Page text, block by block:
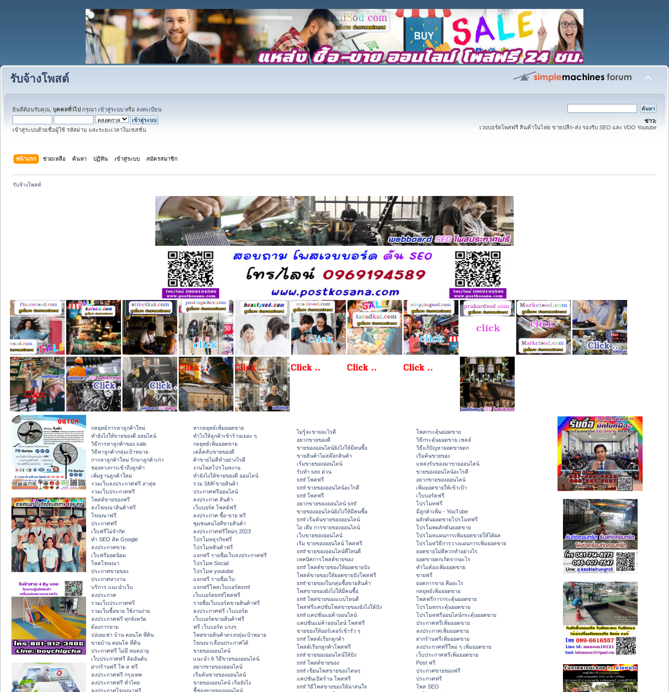
รับจ้างโพสต์
ยินดีต้อนรับคุณ, บุคคลทั่วไป กรุณา เข้าสู่ระบบ หรือ ลงทะเบียน
เข้าสู่ระบบด้วยชื่อผู้ใช้ รหัสผ่าน และระยะเวลาในเซสชั่น
ข่าว:
เวบบอร์ดโพสฟรี สินค้าในไทย ขายปลีก-ส่ง รองรับ SEO และ VDO Youtube
หน้าแรก ช่วยเหลือ ค้นหา ปฏิทิน เข้าสู่ระบบ สมัครสมาชิก
รับจ้างโพสต์
กลยุทธ์การหาลูกค้าใหม่
ทํายังไงให้ขายของดี ออนไลน์
วิธีการหาลูกค้าของ sale
วิธีหาลูกค้ากลุ่มเป้าหมาย
การหาลูกค้าใหม่ รักษาลูกค้าเก่า
ช่องทางการเข้าถึงลูกค้า
เพิ่มฐานลูกค้าใหม่
รวมเว็บลงประกาศฟรี ล่าสุด
รวมเว็บประกาศฟรี
โพสต์ขายของฟรี
ลงโฆษณาสินค้าฟรี
โฆษณาฟรี
ประกาศฟรี
เว็บฟรีไม่จำกัด
ทำ SEO ติด Google
ลงประกาศขาย
เว็บฟรียอดนิยม
โพสโฆษณา
ประกาศขายของ
ประกาศหางาน
บริการ แนะนำเว็บ
ลงประกาศ
รวมเว็บประกาศฟรี
รวมเว็บซื้อขาย ใช้งานง่าย
ลงประกาศฟรี ทุกจังหวัด
ต้องการขาย
ปล่อยเช่า บ้าน คอนโด ที่ดิน
ขายบ้าน คอนโด ที่ดิน
ประกาศฟรี ไม่มี หมดอายุ
เว็บประกาศฟรี ติดอันดับ
ฝากร้านฟรี โพ ส ฟรี
ลงประกาศฟรี กรุงเทพ
ลงประกาศฟรี ทั่วไทย
ลงประกาศโฆษณาฟรี
หากลยุทธ์เพิ่มยอดขาย
ทําไงให้ลูกค้าเข้าร้านเยอะ ๆ
กลยุทธ์เพิ่มยอดขาย
เคล็ดลับขายของดี
ค้าขายไม่ดีทำอย่างไรดี
งานโพสโปรโมทงาน
ทํายังไงให้ขายของดี ออนไลน์
รวม SMFขายสินค้า
ประกาศฟรีออนไลน์
ลงประกาศ สินค้า
เว็บบอร์ด โพสต์ฟรี
ลงประกาศ ซื้อ-ขาย ฟรี
ชุมชนคนไอทีขายสินค้า
ลงประกาศฟรีใหม่ๆ 2023
โปรโมทธุรกิจฟรี
โปรโมทสินค้าฟรี
แจกฟรี รายชื่อเว็บลงประกาศฟรี
โปรโมท Social
โปรโมท youtube
แจกฟรี รายชื่อเว็บ
แจกฟรีโพสเว็บบอร์ดsmf
เว็บบอร์ดsmfโพสฟรี
รายชื่อเว็บบอร์ดขายสินค้าฟรี
ลงประกาศฟรี เว็บบอร์ด
เว็บบอร์ดขายสินค้าฟรี
ฟรี เว็บบอร์ด แรงๆ
โพสขายสินค้าตรงกลุ่มเป้าหมาย
โฆษณาเลื่อนประกาศได้
ขายของออนไลน์
แนะนำ 6 วิธีขายของออนไลน์
อยากขายของออนไลน์
เริ่มต้นขายของออนไลน์
ขายของออนไลน์ เริ่มยังไง
ชี้ช่องขายของออนไลน์
ไม่รู้จะขายอะไรดี
อยากขายของดี
ขายของออนไลน์ยังไงให้มีคนซื้อ
ขายสินค้าไม่สต๊อกสินค้า
เริ่มขายของออนไลน์
รับทำ seo ด่วน
smf โพสฟรี
smf ขายของออนไลน์อะไรดี
smf โพสฟรี
อยากขายของออนไลน์ smf
ขายของออนไลน์ยังไงให้มีคนซื้อ
smf เริ่มต้นขายของออนไลน์
ไอ เดีย การขายของออนไลน์
เว็บขายของออนไลน์
เริ่ม ขายของออนไลน์ โพสฟรี
smf ขายของออนไลน์ที่ไหนดี
เทคนิคการโพสต์ขายของ
smf โพสต์ขายของให้ยอดขายปัง
โพสต์ขายของให้ยอดขายปังโพสฟรี
smf ขายของในกลุ่มซื้อขายสินค้า
โพสขายของยังไงให้มีคนซื้อ
smf โพสขายของแบบไหนดี
โพสฟรีแคปชั่นโพสขายของยังไงให้ปัง
smf แคปชั่นแม่ค้าออนไลน์
แคปชั่นแม่ค้าออนไลน์ โพสฟรี
ขายของให้ออร์เดอร์เข้ารัว ๆ
smf โพสต์เรียกลูกค้า
โพสต์เรียกลูกค้าโพสฟรี
smf ขายของออนไลน์ให้ปัง
smf โพสต์ขายของ
smf เขียนโพสขายของโดนๆ
แคปชั่นเปิดร้าน โพสฟรี
smf วิธีโพสขายของให้น่าสนใจ
โพสกระตุ้นยอดขาย
วิธีกระตุ้นยอดขาย เซลล์
วิธีแก้ปัญหายอดขายตก
เริ่มต้นขายของ
แหล่งรับของมาขายออนไลน์
ขายของออนไลน์อะไรดี
อยากขายของออนไลน์
เพิ่มยอดขายให้เข้าเป้า
เว็บบอร์ดฟรี
โปรโมทฟรี
มีลูกค้าเพิ่ม - YouTube
ผลักดันยอดขายโปรโมทฟรี
โปรโมทผลักดันยอดขาย
โปรโมทแผนการเพิ่มยอดขายให้ได้ผล
โปรโมทวิธีการวางแผนการเพิ่มยอดขาย
ยอดขายไม่ดีควรทำอย่างไร
ยอดขายตกเกิดจากอะไร
ทำไมต้องเพิ่มยอดขาย
ขายฟรี
ยอดการขาย คืออะไร
กลยุทธ์เพิ่มยอดขาย
โพสฟรีการกระตุ้นยอดขาย
โปรโมทกระตุ้นยอดขาย
โปรโมทฟรีออนไลน์กระตุ้นยอดขาย
ประกาศฟรีเพิ่มยอดขาย
ลงประกาศเพิ่มยอดขาย
ฝากร้านฟรีเพิ่มยอดขาย
ลงประกาศฟรีใหม่ ๆ เพิ่มยอดขาย
เว็บประกาศฟรีเพิ่มยอดขาย
Post ฟรี
ประกาศขายของฟรี
ประกาศฟรี
โพส SEO